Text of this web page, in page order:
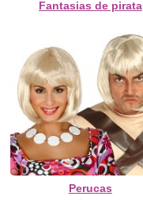
Fantasias de pirata
Perucas